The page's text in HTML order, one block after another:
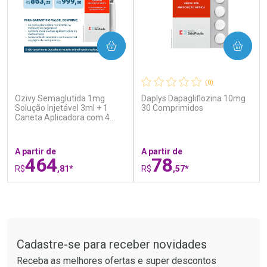
Ativar Desconto
Por R$ 37,25/cada
Comprar sem Desconto
Ativar Desconto
Por R$ 76,94/cada
Ozivy Semaglutida 1mg
Solução Injetável 3ml + 1
Caneta Aplicadora com 4
A partir de
R$464,81*
COMPRAR
(0)
Daplys Dapagliflozina 10mg
30 Comprimidos
A partir de
R$78,57*
COMPRAR
Cadastre-se para receber novidades
Receba as melhores ofertas e super descontos